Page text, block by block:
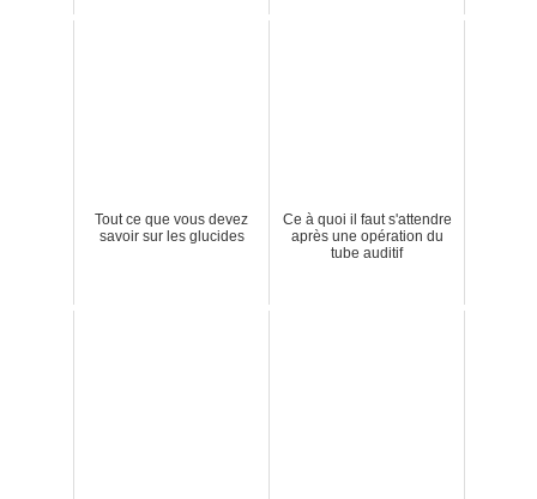
Tout ce que vous devez
savoir sur les glucides
Ce à quoi il faut s'attendre
après une opération du
tube auditif